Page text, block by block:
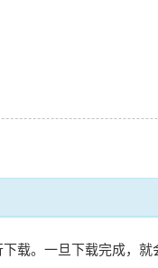
载。一旦下载完成，就